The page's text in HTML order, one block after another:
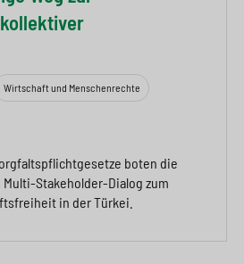
Wirtschaft und Menschenrechte
boten die
Stakeholder-Dialog zum
in der Türkei.